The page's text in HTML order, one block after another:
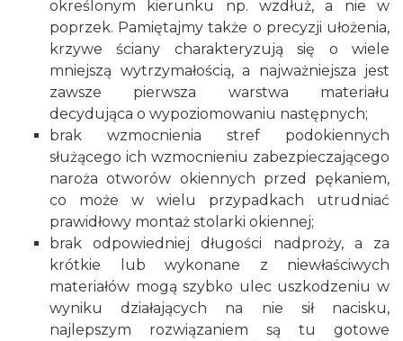
określonym kierunku np. wzdłuż, a nie w
poprzek. Pamiętajmy także o precyzji ułożenia,
krzywe ściany charakteryzują się o wiele
mniejszą wytrzymałością, a najważniejsza jest
zawsze pierwsza warstwa materiału
decydująca o wypoziomowaniu następnych;
brak wzmocnienia stref podokiennych
służącego ich wzmocnieniu zabezpieczającego
naroża otworów okiennych przed pękaniem,
co może w wielu przypadkach utrudniać
prawidłowy montaż stolarki okiennej;
brak odpowiedniej długości nadproży, a za
krótkie lub wykonane z niewłaściwych
materiałów mogą szybko ulec uszkodzeniu w
wyniku działających na nie sił nacisku,
najlepszym rozwiązaniem są tu gotowe